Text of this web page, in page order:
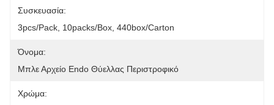
Συσκευασία:
3pcs/Pack, 10packs/box, 440box/carton
Όνομα:
Μπλε Αρχείο Endo Θύελλας Περιστροφικό
Χρώμα: